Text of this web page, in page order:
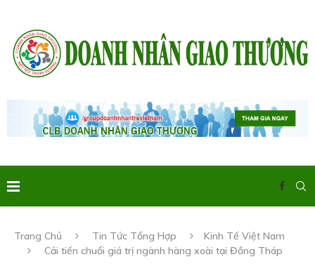
Trang Chủ Tin Tức Tổng Hợp
Kinh Tế Việt Nam
Cải tiến chuổi giá trị ngành hàng xoài tại Đồng Tháp